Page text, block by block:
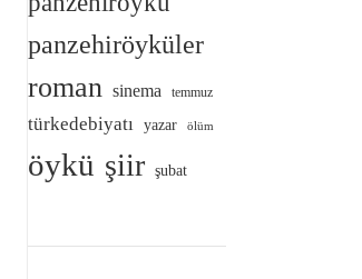
panzehiröyküler
roman sinema temmuz
türkedebiyatı yazar ölüm
öykü şiir şubat